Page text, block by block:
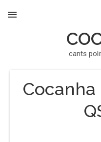
cants
Cocanha